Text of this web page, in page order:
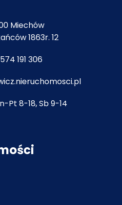
Miechów
1863r. 12
574 191 306
Pt 8-18, Sb 9-14